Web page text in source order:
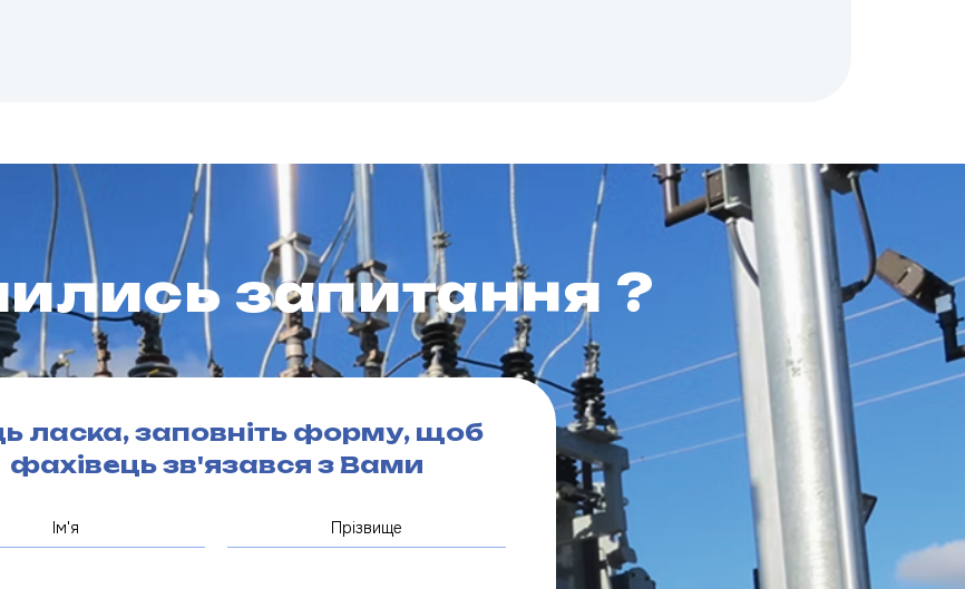
запитання ?
ласка, заповніть форму, щоб
фахівець зв'язався з Вами